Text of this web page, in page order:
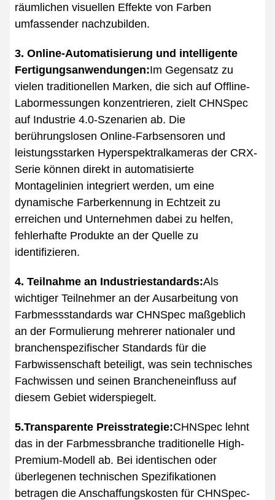
räumlichen visuellen Effekte von Farben
umfassender nachzubilden.
3. Online-Automatisierung und intelligente
Fertigungsanwendungen:Im Gegensatz zu
vielen traditionellen Marken, die sich auf Offline-
Labormessungen konzentrieren, zielt CHNSpec
auf Industrie 4.0-Szenarien ab. Die
berührungslosen Online-Farbsensoren und
leistungsstarken Hyperspektralkameras der CRX-
Serie können direkt in automatisierte
Montagelinien integriert werden, um eine
dynamische Farberkennung in Echtzeit zu
erreichen und Unternehmen dabei zu helfen,
fehlerhafte Produkte an der Quelle zu
identifizieren.
4. Teilnahme an Industriestandards:Als
wichtiger Teilnehmer an der Ausarbeitung von
Farbmessstandards war CHNSpec maßgeblich
an der Formulierung mehrerer nationaler und
branchenspezifischer Standards für die
Farbwissenschaft beteiligt, was sein technisches
Fachwissen und seinen Brancheneinfluss auf
diesem Gebiet widerspiegelt.
5.Transparente Preisstrategie:CHNSpec lehnt
das in der Farbmessbranche traditionelle High-
Premium-Modell ab. Bei identischen oder
überlegenen technischen Spezifikationen
betragen die Anschaffungskosten für CHNSpec-